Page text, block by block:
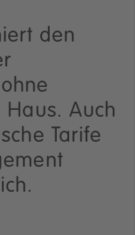
den
Haus. Auch
Tarife